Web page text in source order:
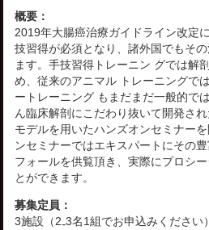
概要：
2019年大腸癌治療ガイドライン改定
技習得が必須となり、諸外国でもそ
ます。手技習得トレーニン グでは解
め、従来のアニマル トレーニングで
ートレーニング もまだまだ一般的で
ん臨床解剖にこだわり抜いて開発さ
モデルを用いたハンズオンセミナー
ンセミナーではエキスパートにその
フォールを供覧頂き、実際にプロシ
とができます。
募集定員：
3施設（2₋3名1組でお申込みください）